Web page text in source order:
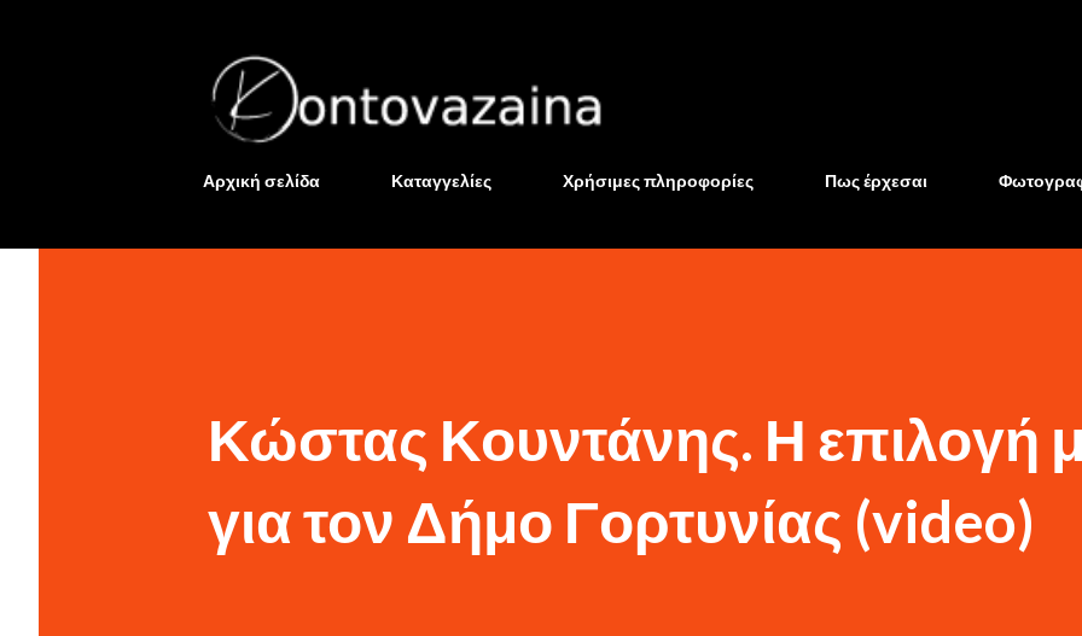
Αρχική σελίδα Καταγγελίες Χρήσιμες πληροφορίες Πως έρχεσαι
Κώστας Κουντάνης. Η επιλογή
για τον Δήμο Γορτυνίας (video)